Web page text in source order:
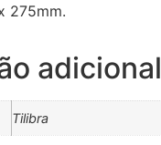
275mm.
adicional
Tilibra